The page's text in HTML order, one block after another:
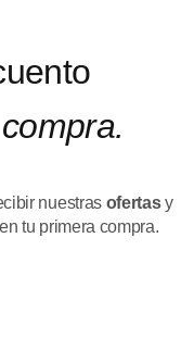
nuestras ofertasy
tu primera compra.